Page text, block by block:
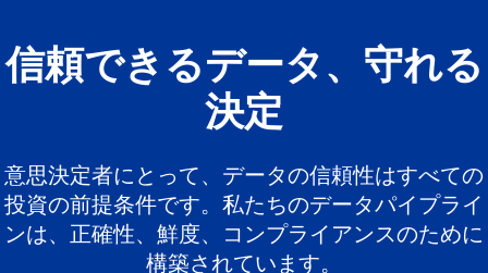
信頼できるデータ、守れる
決定
意思決定者にとって、データの信頼性はすべての
投資の前提条件です。私たちのデータパイプライ
ンは、正確性、鮮度、コンプライアンスのために
構築されています。